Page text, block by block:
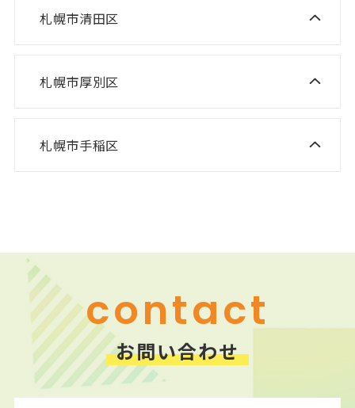
ニスコパーソナル 福住教室
札幌市清田区
ニスコ進学スクール 平岡緑教室
ニスコ進学スクール 平岡中央教室
札幌市厚別区
ニスコ進学スクール 森林公園教室
ニスコパーソナル 平岡公園教室
札幌市手稲区
contact
お問い合わせ